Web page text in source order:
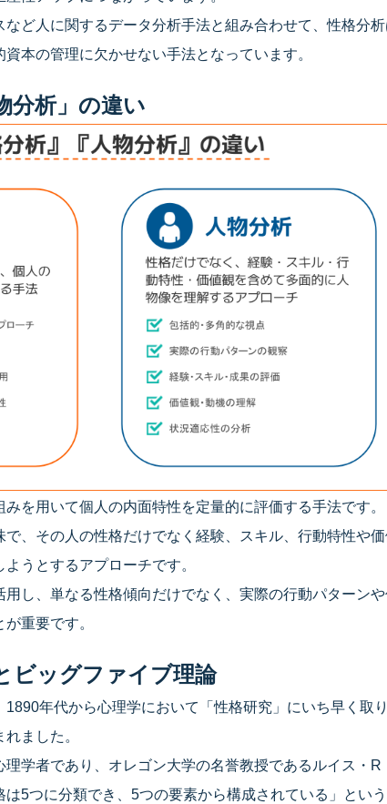
ど人に関するデータ分析手法と組み合わせて、性格分
本の管理に欠かせない手法となっています。
分析」の違い
みを用いて個人の内面特性を定量的に評価する手法です。
、その人の性格だけでなく経験、スキル、行動特性や価
うとするアプローチです。
用し、単なる性格傾向だけでなく、実際の行動パターン
重要です。
ビッグファイブ理論
年代から心理学において「性格研究」にいち早く取
ました。
学者であり、オレゴン大学の名誉教授であるルイス・R
5つに分類でき、5つの要素から構成されている」とい